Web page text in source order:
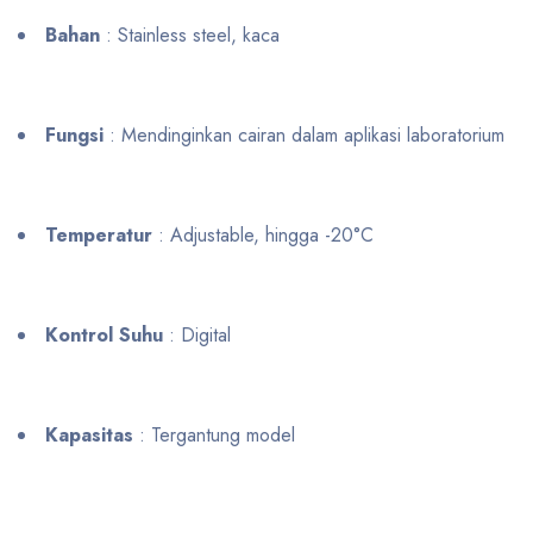
Bahan : Stainless steel, kaca
Fungsi : Mendinginkan cairan dalam aplikasi laboratorium
Temperatur : Adjustable, hingga -20°C
Kontrol Suhu : Digital
Kapasitas : Tergantung model